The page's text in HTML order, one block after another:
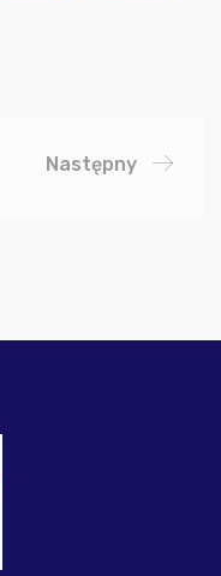
Następny